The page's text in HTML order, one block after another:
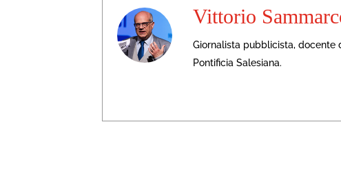
Vittorio
Giornalista pubblicista, docente
Pontificia Salesiana.